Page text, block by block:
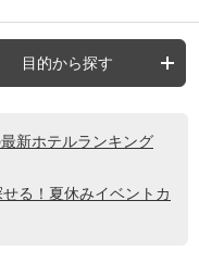
目的から探す
新ホテルランキング
る！夏休みイベントカ